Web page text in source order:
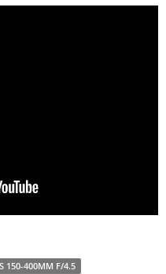
150-400MM F/4.5